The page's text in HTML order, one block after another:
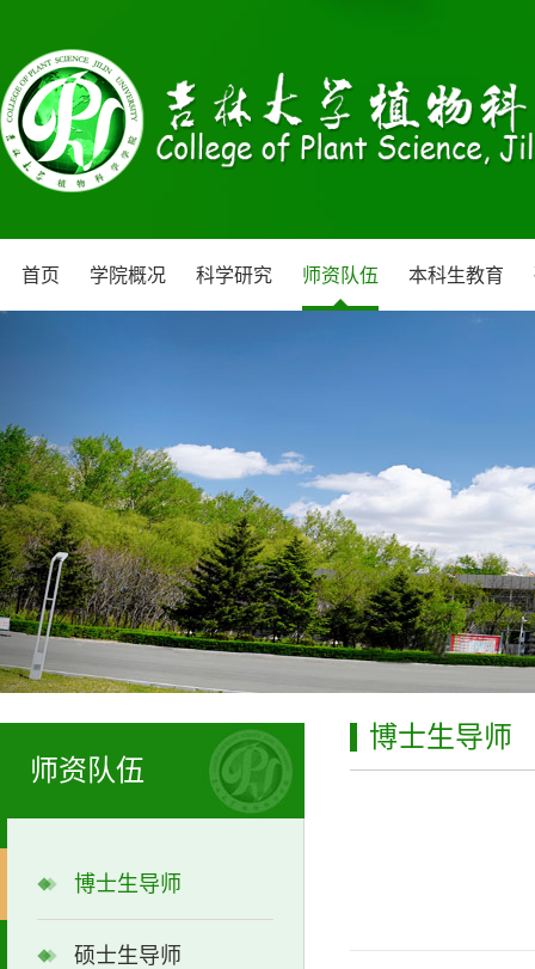
首页 学院概况 科学研究 师资队伍 本科生教育
师资队伍
博士生导师
硕士生导师
博士生导师